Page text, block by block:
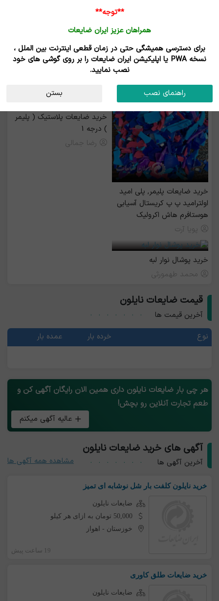
خرید ضایعات نایلون - فروش ضایعات نایلون
خرید ضايعات پليمر, پلی امید
اولترامید پ پ کریستال آسیابی
هوستافرم هاش اکرولیک
پویا آرت
خرید ضایعات پلاستیک ( پلیمر
) درجه 1
رضا جمالی
خرید پوشال نوار لبه
محمد طهمورثی
قیمت ضایعات نایلون
آخرین قیمت ها
نوع
خرده بار عمده بار
هر چی بار ضایعات نایلون داری همین الان رایگان آگهی کن و
طعم تجارت آنلاین رو بچش!
عالیه آگهی میکنم
آگهی های خرید ضایعات نایلون
آخرین آگهی ها مشاهده همه آگهی ها
خرید نایلون کلفت بار شل نوشابه ای تمیز
ضایعات نایلون
50,000 تومان به ازای هر کیلو
خوزستان - اهواز
19 ساعت پیش
خرید ضایعات طلق کاوری
ضایعات نایلون
**توجه**
همراهان عزیز ایران ضایعات
برای دسترسی همیشگی حتی در زمان قطعی اینترنت بین الملل ،
نسخه PWA یا اپلیکیشن ایران ضایعات را بر روی گوشی های خود
نصب نمایید.
راهنمای نصب بستن